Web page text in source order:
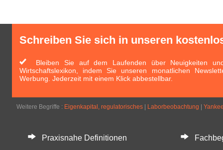
Schreiben Sie sich in unseren
Bleiben Sie auf dem Laufenden über Neuigkeiten
Wirtschaftslexikon, indem Sie unseren monatlichen
Werbung. Jederzeit mit einem Klick abbestellbar.
Weitere Begriffe : Eigenkapital, regulatorisches Laborbeobachtung
Praxisnahe Definitionen